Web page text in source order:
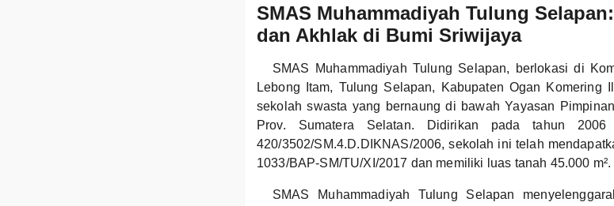
SMAS Muhammadiyah Tulung
dan Akhlak di Bumi Sriwijaya
SMAS Muhammadiyah Tulung Selapan, berlokasi di
Lebong Itam, Tulung Selapan, Kabupaten Ogan Komering
sekolah swasta yang bernaung di bawah Yayasan
Prov. Sumatera Selatan. Didirikan pada tahun
420/3502/SM.4.D.DIKNAS/2006, sekolah ini telah
1033/BAP-SM/TU/XI/2017 dan memiliki luas tanah 45.000 m².
SMAS Muhammadiyah Tulung Selapan